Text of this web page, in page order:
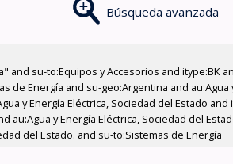
Búsqueda avanzada
su-to:Equipos y Accesorios and itype:BK
de Energía and su-geo:Argentina and
y Energía Eléctrica, Sociedad del Estado
au:Agua y Energía Eléctrica, Sociedad del
del Estado. and su-to:Sistemas de Energía'